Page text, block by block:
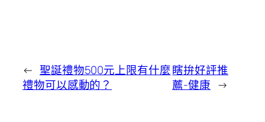
← 聖誕禮物500元上限有什麼
禮物可以感動的？
瞎拚好評推
薦-健康 →